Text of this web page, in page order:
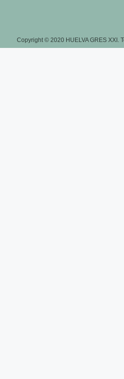
Copyright © 2020 HUELVA GRES XXI.